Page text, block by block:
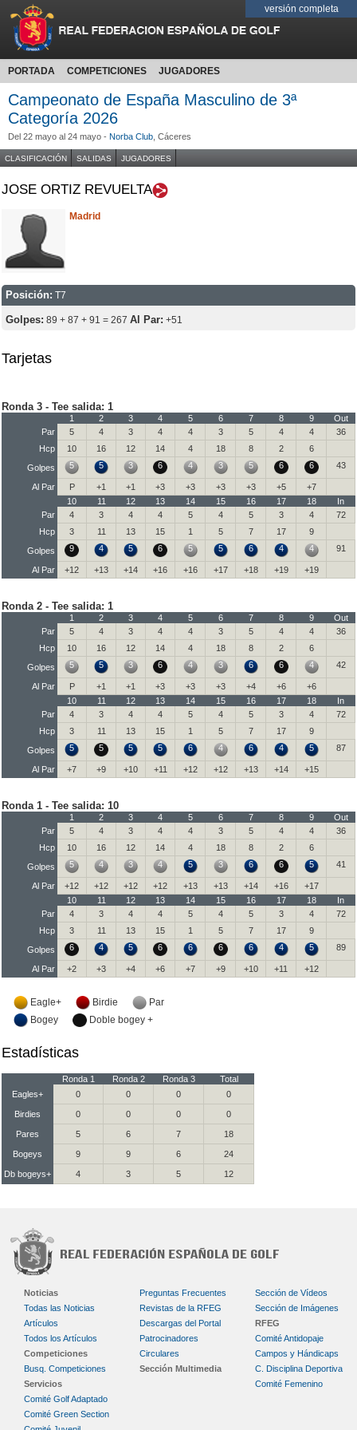
versión completa
PORTADA COMPETICIONES JUGADORES
Campeonato de España Masculino de 3ª
Categoría 2026
Del 22 mayo al 24 mayo - Norba Club , Cáceres
CLASIFICACIÓN SALIDAS JUGADORES
JOSE ORTIZ REVUELTA
Madrid
Posición: T7
Golpes: 89 + 87 + 91 = 267 Al Par: +51
Tarjetas
Ronda 3 - Tee salida: 1
1 2 3 4 5 6 7 8 9
Out
Par
5 4 3 4 4 3 5 4 4
36
Hcp
10 16 12 14 4 18 8 2
6
Golpes
5 5 3 6 4 3 5 6 6 43
Al Par P +1 +1 +3 +3 +3 +3 +5
+7
10
11 12 13 14 15 16 17 18
In
Par
4 3 4 4 5 4 5 3 4
72
Hcp
3 11 13 15 1 5 7 17
9
Golpes
9 4 5 6 5 5 6 4 4 91
Al Par +12 +13 +14 +16 +16 +17 +18 +19 +19
Ronda 2 - Tee salida: 1
1 2 3 4 5 6 7 8 9
Out
Par
5 4 3 4 4 3 5 4 4
36
Hcp
10 16 12 14 4 18 8 2
6
Golpes
5 5 3 6 4 3 6 6 4 42
Al Par P +1 +1 +3 +3 +3 +4 +6
+6
10
11 12 13 14 15 16 17 18
In
Par
4 3 4 4 5 4 5 3 4
72
Hcp
3 11 13 15 1 5 7 17
9
Golpes
5 5 5 5 6 4 6 4 5 87
Al Par +7 +9 +10 +11 +12 +12 +13 +14 +15
Ronda 1 - Tee salida: 10
1 2 3 4 5 6 7 8 9
Out
Par
5 4 3 4 4 3 5 4 4
36
Hcp
10 16 12 14 4 18 8 2
6
Golpes
5 4 3 4 5 3 6 6 5 41
Al Par +12 +12 +12 +12 +13 +13 +14 +16
+17
10
11 12 13 14 15 16 17 18
In
Par
4 3 4 4 5 4 5 3 4
72
Hcp
3 11 13 15 1 5 7 17
9
Golpes
6 4 5 6 6 6 6 4 5 89
Al Par +2 +3 +4 +6 +7 +9 +10 +11 +12
Eagle+ Birdie
Par
Bogey
Doble bogey +
Estadísticas
Ronda 1 Ronda 2 Ronda 3
Total
Eagles+
0 0 0 0
Birdies 0 0 0 0
Pares 5 6 7 18
Bogeys 9 9 6 24
Db bogeys+ 4 3 5 12
Noticias
Todas las Noticias
Artículos
Todos los Artículos
Competiciones
Busq. Competiciones
Servicios
Preguntas Frecuentes
Revistas de la RFEG
Descargas del Portal
Patrocinadores
Circulares
Sección Multimedia
Sección de Vídeos
Sección de Imágenes
RFEG
Comité Antidopaje
Campos y Hándicaps
C. Disciplina Deportiva
Comité Femenino
Comité Golf Adaptado
Comité Green Section